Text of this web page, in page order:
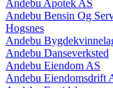
Andebu Apotek AS
Andebu Bensin Og
Hogsnes
Andebu
Andebu Danseverksted
Andebu Eiendom AS
Andebu Eiendomsdrift